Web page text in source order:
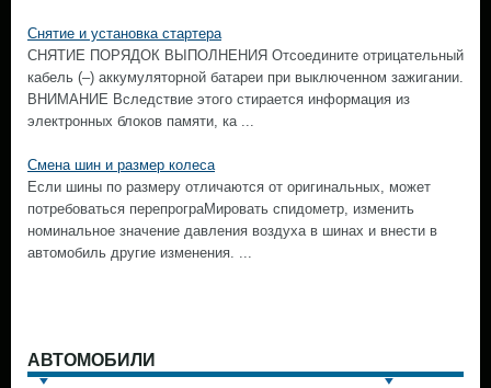
Снятие и установка стартера
СНЯТИЕ ПОРЯДОК ВЫПОЛНЕНИЯ Отсоедините отрицательный
кабель (–) аккумуляторной батареи при выключенном зажигании.
ВНИМАНИЕ Вследствие этого стирается информация из
электронных блоков памяти, ка ...
Смена шин и размер колеса
Если шины по размеру отличаются от оригинальных, может
потребоваться перепрограМировать спидометр, изменить
номинальное значение давления воздуха в шинах и внести в
автомобиль другие изменения. ...
АВТОМОБИЛИ